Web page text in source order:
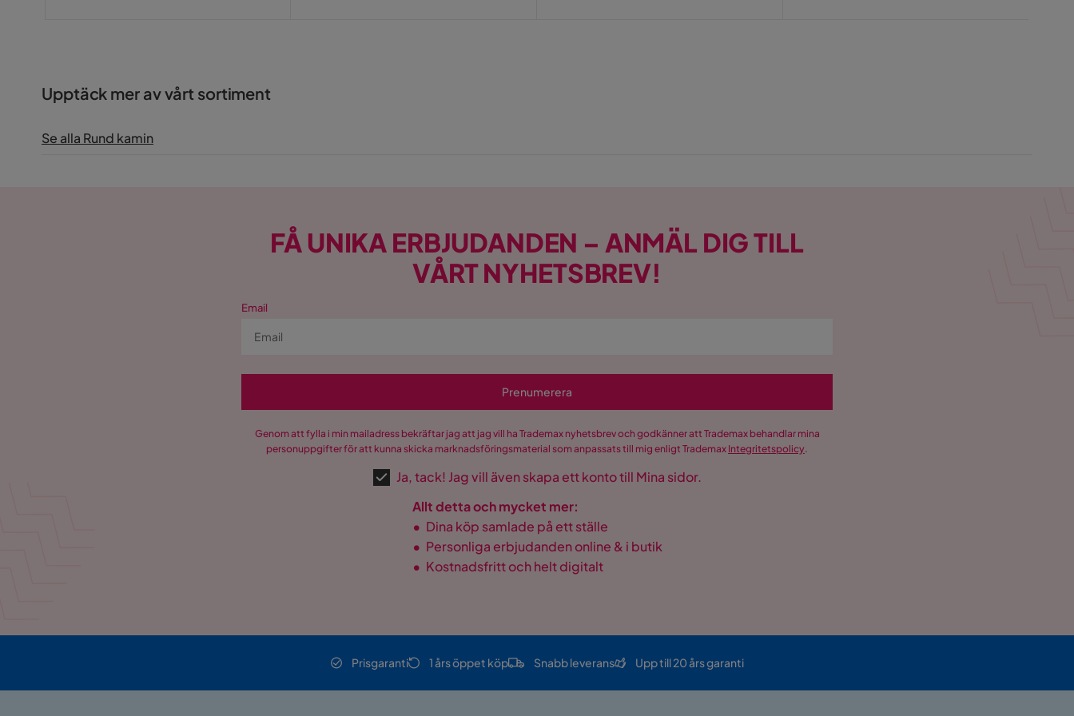
Upptäck mer av vårt sortiment
Se alla Rund kamin
FÅ UNIKA ERBJUDANDEN – ANMÄL DIG TILL
VÅRT NYHETSBREV!
Email
Prenumerera
Genom att fylla i min mailadress bekräftar jag att jag vill ha Trademax nyhetsbrev och godkänner att Trademax behandlar mina
personuppgifter för att kunna skicka marknadsföringsmaterial som anpassats till mig enligt Trademax Integritetspolicy.
Ja, tack! Jag vill även skapa ett konto till Mina sidor.
Allt detta och mycket mer:
• Dina köp samlade på ett ställe
• Personliga erbjudanden online & i butik
• Kostnadsfritt och helt digitalt
Prisgaranti 1 års öppet köp Snabb leverans Upp till 20 års garanti